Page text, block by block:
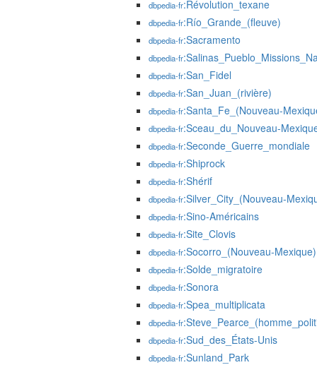
dbpedia-fr:Révolution_texane
dbpedia-fr:Río_Grande_(fleuve)
dbpedia-fr:Sacramento
dbpedia-fr
dbpedia-fr:San_Fidel
dbpedia-fr:San_Juan_(rivière)
dbpedia-fr:Santa_Fe_(Nouveau-
dbpedia-fr:Sceau_du_Nouveau-
dbpedia-fr:Seconde_Guerre_mondiale
dbpedia-fr:Shiprock
dbpedia-fr:Shérif
dbpedia-fr:Silver_City_(Nouveau-
dbpedia-fr:Sino-Américains
dbpedia-fr:Site_Clovis
dbpedia-fr:Socorro_(Nouveau-Mexique)
dbpedia-fr:Solde_migratoire
dbpedia-fr:Sonora
dbpedia-fr:Spea_multiplicata
dbpedia-fr
dbpedia-fr:Sud_des_États-Unis
dbpedia-fr:Sunland_Park